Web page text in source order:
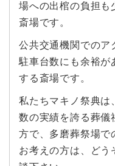
場への出棺の負担も
斎場です。
公共交通機関でのア
駐車台数にも余裕が
する斎場です。
私たちマキノ祭典は
数の実績を誇る葬儀
方で、多磨葬祭場で
お考えの方は、どう